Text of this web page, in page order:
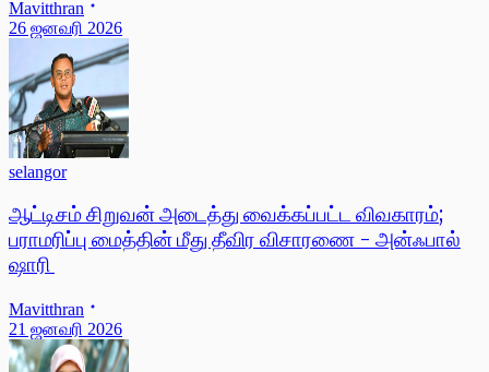
Mavitthran
26 ஜனவரி 2026
selangor
ஆட்டிசம் சிறுவன் அடைத்து வைக்கப்பட்ட விவகாரம்;
பராமரிப்பு மைத்தின் மீது தீவிர விசாரணை - அன்ஃபால்
ஷாரி
Mavitthran
21 ஜனவரி 2026